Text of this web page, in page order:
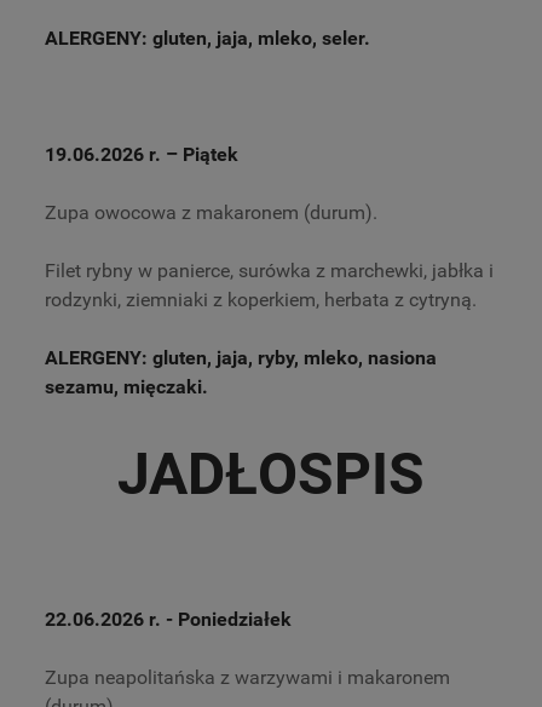
ALERGENY: gluten, jaja, mleko, seler.
19.06.2026 r. – Piątek
Zupa owocowa z makaronem (durum).
Filet rybny w panierce, surówka z marchewki, jabłka i
rodzynki, ziemniaki z koperkiem, herbata z cytryną.
ALERGENY: gluten, jaja, ryby, mleko, nasiona
sezamu, mięczaki.
JADŁOSPIS
22.06.2026 r. - Poniedziałek
Zupa neapolitańska z warzywami i makaronem